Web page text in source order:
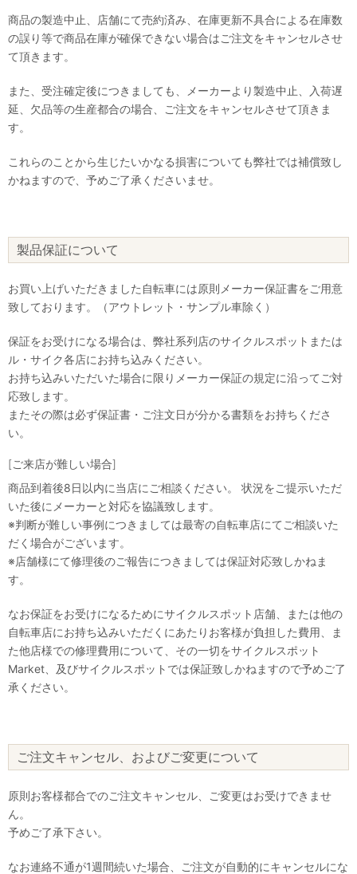
商品の製造中止、店舗にて売約済み、在庫更新不具合による在庫数
の誤り等で商品在庫が確保できない場合はご注文をキャンセルさせ
て頂きます。
また、受注確定後につきましても、メーカーより製造中止、入荷遅
延、欠品等の生産都合の場合、ご注文をキャンセルさせて頂きま
す。
これらのことから生じたいかなる損害についても弊社では補償致し
かねますので、予めご了承くださいませ。
製品保証について
お買い上げいただきました自転車には原則メーカー保証書をご用意
致しております。（アウトレット・サンプル車除く）
保証をお受けになる場合は、弊社系列店のサイクルスポットまたは
ル・サイク各店にお持ち込みください。
お持ち込みいただいた場合に限りメーカー保証の規定に沿ってご対
応致します。
またその際は必ず保証書・ご注文日が分かる書類をお持ちくださ
い。
[ご来店が難しい場合]
商品到着後8日以内に当店にご相談ください。 状況をご提示いただ
いた後にメーカーと対応を協議致します。
※判断が難しい事例につきましては最寄の自転車店にてご相談いた
だく場合がございます。
※店舗様にて修理後のご報告につきましては保証対応致しかねま
す。
なお保証をお受けになるためにサイクルスポット店舗、または他の
自転車店にお持ち込みいただくにあたりお客様が負担した費用、ま
た他店様での修理費用について、その一切をサイクルスポット
Market、及びサイクルスポットでは保証致しかねますので予めご了
承ください。
ご注文キャンセル、およびご変更について
原則お客様都合でのご注文キャンセル、ご変更はお受けできませ
ん。
予めご了承下さい。
なお連絡不通が1週間続いた場合、ご注文が自動的にキャンセルにな